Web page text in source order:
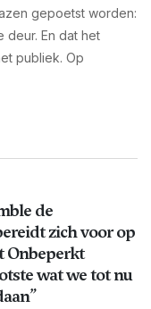
gepoetst worden:
deur. En dat het
publiek. Op
de
zich voor op
Onbeperkt
wat we tot nu